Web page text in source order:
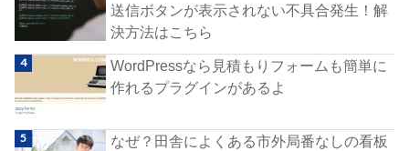
送信ボタンが表示されない不具合発生！解
決方法はこちら
WordPressなら見積もりフォームも簡単に
作れるプラグインがあるよ
なぜ？田舎によくある市外局番なしの看板